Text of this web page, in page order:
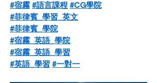
#宿霧 #語言課程 #CG學院
#菲律賓_學習_英文
#菲律賓_學院
#宿霧_英語_學院
#宿霧_英語_學習
#英語_學習 #一對一